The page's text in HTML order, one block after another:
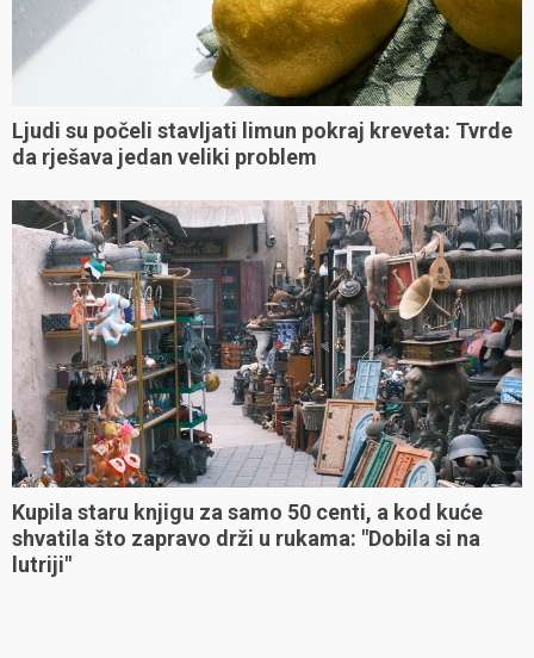
Ljudi su počeli stavljati limun pokraj kreveta: Tvrde
da rješava jedan veliki problem
Kupila staru knjigu za samo 50 centi, a kod kuće
shvatila što zapravo drži u rukama: "Dobila si na
lutriji"